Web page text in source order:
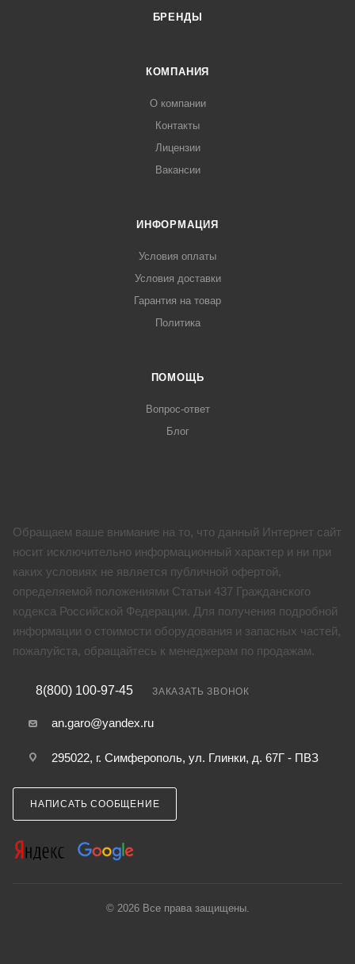
БРЕНДЫ
КОМПАНИЯ
О компании
Контакты
Лицензии
Вакансии
ИНФОРМАЦИЯ
Условия оплаты
Условия доставки
Гарантия на товар
Политика
ПОМОЩЬ
Вопрос-ответ
Блог
Обращаем ваше внимание на то, что данный Интернет сайт
носит исключительно информационный характер и ни при
каких условиях не является публичной офертой,
определяемой положениями Статьи 437 Гражданского
кодекса Российской Федерации. Для получения подробной
информации о стоимости оборудования и запасных частей,
пожалуйста, обращайтесь к менеджерам по продажам.
8(800) 100-97-45 ЗАКАЗАТЬ ЗВОНОК
an.garo@yandex.ru
295022, г. Симферополь, ул. Глинки, д. 67Г - ПВЗ
НАПИСАТЬ СООБЩЕНИЕ
© 2026 Все права защищены.